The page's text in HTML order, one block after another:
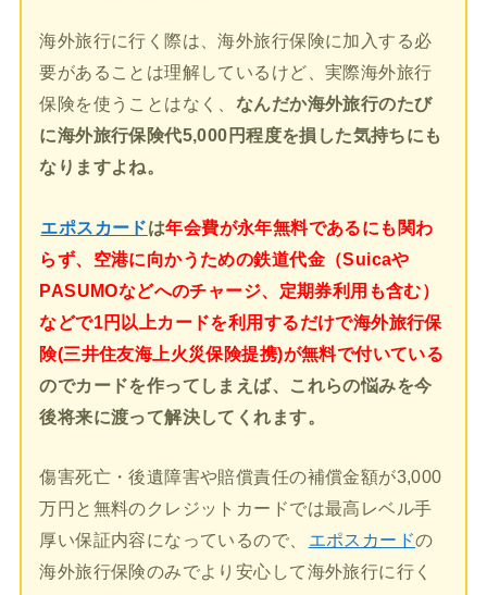
海外旅行に行く際は、海外旅行保険に加入する必
要があることは理解しているけど、実際海外旅行
保険を使うことはなく、 なんだか海外旅行のたび
に海外旅行保険代5,000円程度を損した気持ちにも
なりますよね。
エポスカードは年会費が永年無料であるにも関わ
らず、空港に向かうための鉄道代金（Suicaや
PASUMOなどへのチャージ、定期券利用も含む）
などで1円以上カードを利用するだけで海外旅行保
険(三井住友海上火災保険提携)が無料で付いている
のでカードを作ってしまえば、これらの悩みを今
後将来に渡って解決してくれます。
傷害死亡・後遺障害や賠償責任の補償金額が3,000
万円と無料のクレジットカードでは最高レベル手
厚い保証内容になっているので、
エポスカードの
海外旅行保険のみでより安心して海外旅行に行く